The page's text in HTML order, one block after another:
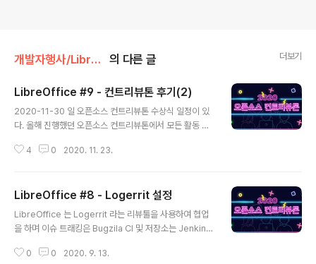
개발자행사/LibreOffice 의 다른 글 더보기
LibreOffice #9 - 컨트리뷰톤 후기(2)
2020-11-30 일 오픈소스 컨트리뷰톤 수상식 일정이 있
다. 올해 진행했던 오픈소스 컨트리뷰톤에서 모든 활동 사
든 후기 동영상은 아래와 같다. 코로나의 영향으로 많은 아
다는 참여했다는 점에 만족한다. www.youtube.com/w
atch?v=-ZxguoSfVUM
4 0 2020. 11. 23.
LibreOffice #8 - Logerrit 설정
LibreOffice 는 Logerrit 라는 리뷰툴을 사용하여 협업
을 하며 이슈 트래킹은 Bugzila CI 및 저장소는 Jenkins
팀 코드 협업 도구이다. 소프트웨어 개발자가 팀에서 웹 브
0 0 2020. 9. 13.